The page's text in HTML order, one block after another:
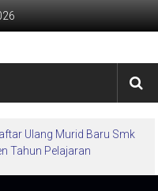
Ulang Murid Baru Smk
Tahun Pelajaran